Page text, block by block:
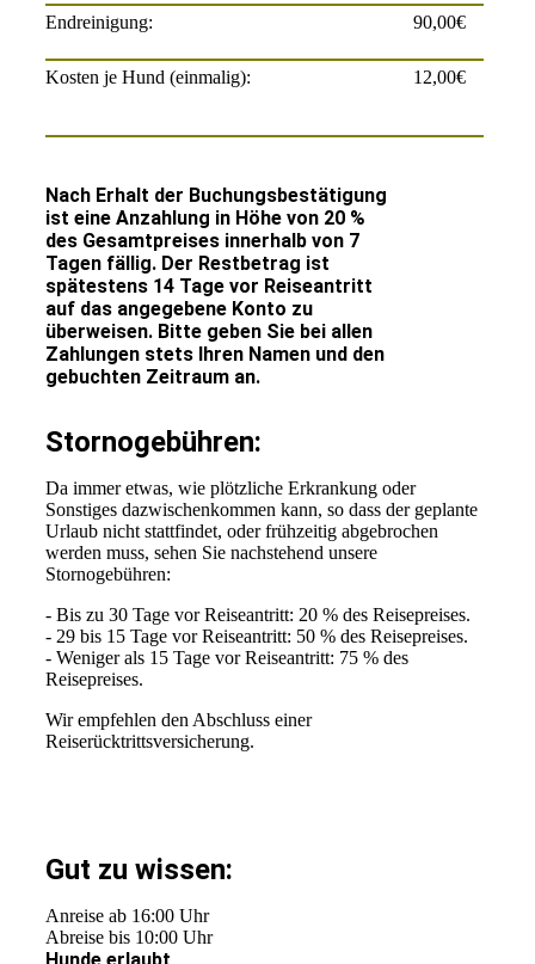
Endreinigung: 90,00€
Kosten je Hund (einmalig): 12,00€
Nach Erhalt der Buchungsbestätigung
ist eine Anzahlung in Höhe von 20 %
des Gesamtpreises innerhalb von 7
Tagen fällig. Der Restbetrag ist
spätestens 14 Tage vor Reiseantritt
auf das angegebene Konto zu
überweisen. Bitte geben Sie bei allen
Zahlungen stets Ihren Namen und den
gebuchten Zeitraum an.
Stornogebühren:
Da immer etwas, wie plötzliche Erkrankung oder
Sonstiges dazwischenkommen kann, so dass der geplante
Urlaub nicht stattfindet, oder frühzeitig abgebrochen
werden muss, sehen Sie nachstehend unsere
Stornogebühren:
- Bis zu 30 Tage vor Reiseantritt: 20 % des Reisepreises.
- 29 bis 15 Tage vor Reiseantritt: 50 % des Reisepreises.
- Weniger als 15 Tage vor Reiseantritt: 75 % des
Reisepreises.
Wir empfehlen den Abschluss einer
Reiserücktrittsversicherung.
Gut zu wissen:
Anreise ab 16:00 Uhr
Abreise bis 10:00 Uhr